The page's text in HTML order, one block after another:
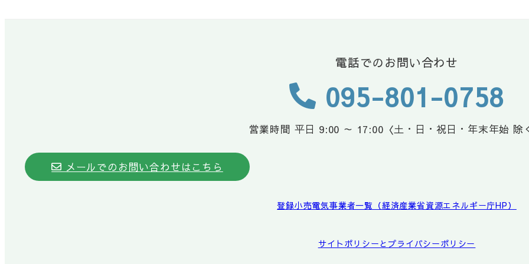
電話でのお問い合わせ
095-801-0758
営業時間 平日 9:00 ～ 17:00 〈土・日・祝日・年末年始 除
メールでのお問い合わせはこちら
登録小売電気事業者一覧（経済産業省資源エネルギー庁HP）
サイトポリシーとプライバシーポリシー